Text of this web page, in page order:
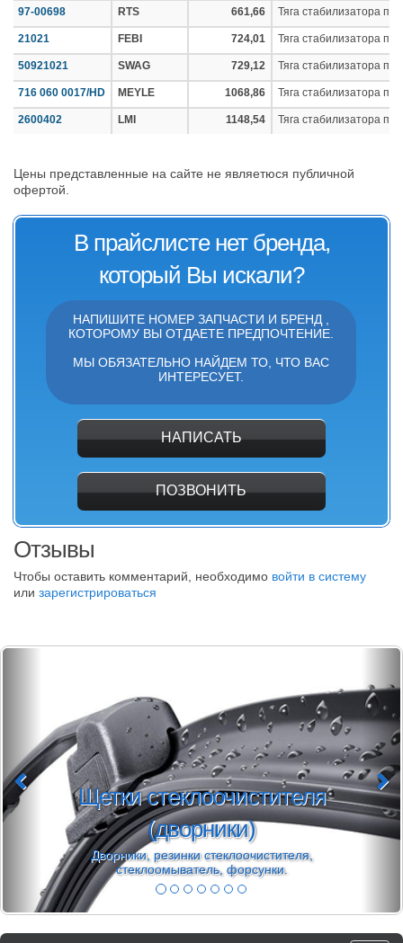
97-00698 RTS 661,66 Тяга стабилизатора
21021 FEBI 724,01 Тяга стабилизатора
50921021 SWAG 729,12 Тяга стабилизатора
716 060 0017/HD MEYLE 1068,86 Тяга стабилизатора
2600402 LMI 1148,54 Тяга стабилизатора
Цены представленные на сайте не являетюся публичной
офертой.
В прайслисте нет бренда,
который Вы искали?
НАПИШИТЕ НОМЕР ЗАПЧАСТИ И БРЕНД ,
КОТОРОМУ ВЫ ОТДАЕТЕ ПРЕДПОЧТЕНИЕ.
МЫ ОБЯЗАТЕЛЬНО НАЙДЕМ ТО, ЧТО ВАС
ИНТЕРЕСУЕТ.
НАПИСАТЬ
ПОЗВОНИТЬ
Отзывы
Чтобы оставить комментарий, необходимо войти в систему
или зарегистрироваться
Щетки стеклоочистителя
(дворники)
Дворники, резинки стеклоочистителя,
стеклоомыватель, форсунки.